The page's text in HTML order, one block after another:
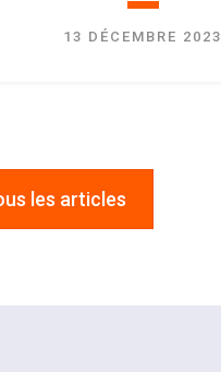
13 DÉCEMBRE 2023
les articles